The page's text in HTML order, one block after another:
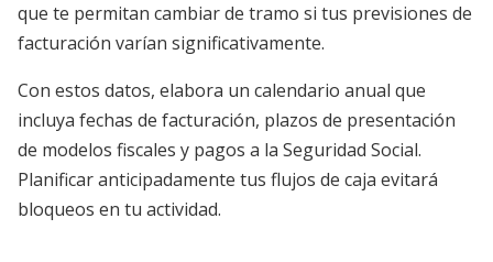
que te permitan cambiar de tramo si tus previsiones de
facturación varían significativamente.
Con estos datos, elabora un calendario anual que
incluya fechas de facturación, plazos de presentación
de modelos fiscales y pagos a la Seguridad Social.
Planificar anticipadamente tus flujos de caja evitará
bloqueos en tu actividad.